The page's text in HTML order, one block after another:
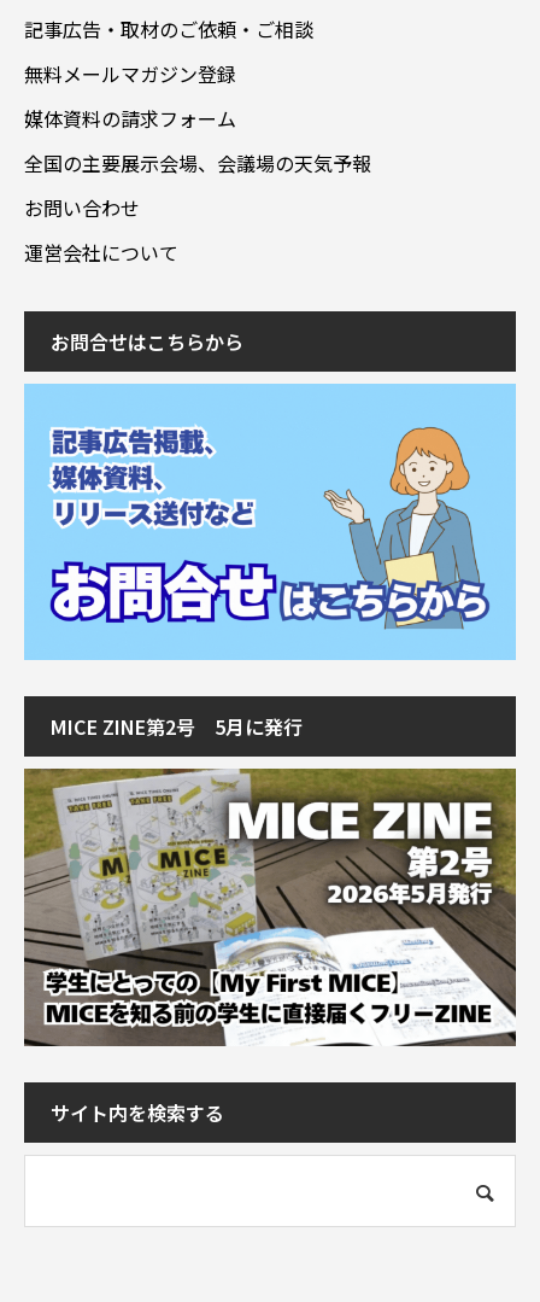
記事広告・取材のご依頼・ご相談
無料メールマガジン登録
媒体資料の請求フォーム
全国の主要展示会場、会議場の天気予報
お問い合わせ
運営会社について
お問合せはこちらから
MICE ZINE第2号 5月に発行
サイト内を検索する